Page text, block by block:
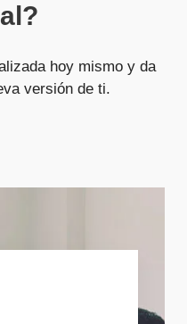
hoy mismo y da
versión de ti.